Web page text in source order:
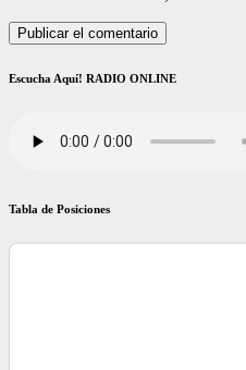
Escucha Aquí! RADIO ONLINE
Tabla de Posiciones